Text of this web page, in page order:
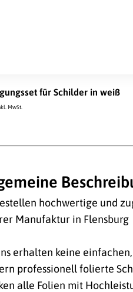
für Schilder in weiß
MwSt.
hochwertige und
Manufaktur in Flensburg
erhalten keine
professionell folierte
alle Folien mit